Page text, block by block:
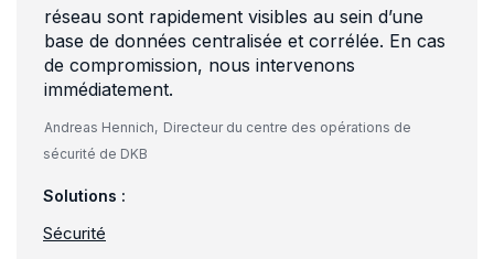
réseau sont rapidement visibles au sein d’une
base de données centralisée et corrélée. En cas
de compromission, nous intervenons
immédiatement.
Andreas Hennich, Directeur du centre des opérations de
sécurité de DKB
Solutions :
Sécurité